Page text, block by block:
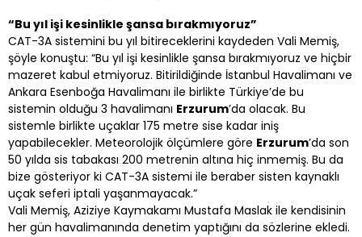
“Bu yıl işi kesinlikle şansa bırakmıyoruz”
CAT-3A sistemini bu yıl bitireceklerini kaydeden Vali Memiş,
şöyle konuştu: “Bu yıl işi kesinlikle şansa bırakmıyoruz ve hiçbir
mazeret kabul etmiyoruz. Bitirildiğinde İstanbul Havalimanı ve
Ankara Esenboğa Havalimanı ile birlikte Türkiye’de bu
sistemin olduğu 3 havalimanı Erzurum’da olacak. Bu
sistemle birlikte uçaklar 175 metre sise kadar iniş
yapabilecekler. Meteorolojik ölçümlere göre Erzurum’da son
50 yılda sis tabakası 200 metrenin altına hiç inmemiş. Bu da
bize gösteriyor ki CAT-3A sistemi ile beraber sisten kaynaklı
uçak seferi iptali yaşanmayacak.”
Vali Memiş, Aziziye Kaymakamı Mustafa Maslak ile kendisinin
her gün havalimanında denetim yaptığını da sözlerine ekledi.